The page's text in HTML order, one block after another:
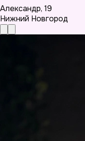
Александр, 19
Нижний Новгород